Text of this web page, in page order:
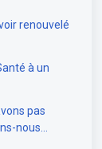
renouvelé
à un
pas
nous